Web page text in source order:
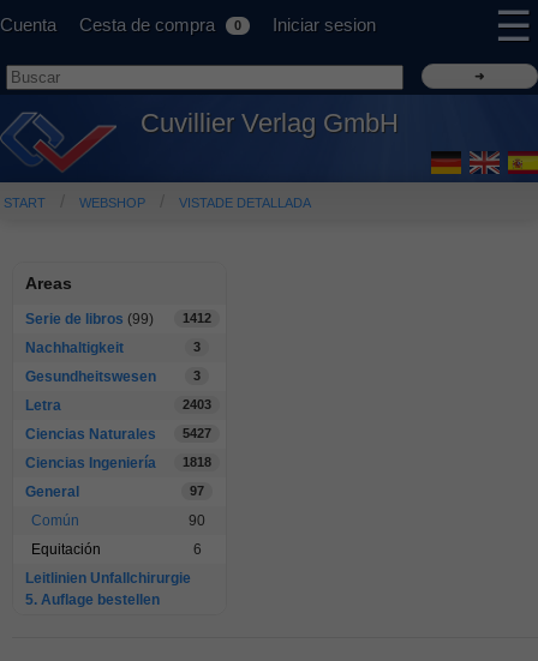
Cuenta Cesta de compra 0 Iniciar sesion ☰
Cuvillier Verlag GmbH
START WEBSHOP VISTADE DETALLADA
Areas
Serie de libros (99) 1412
Nachhaltigkeit 3
Gesundheitswesen 3
Letra 2403
Ciencias Naturales 5427
Ciencias Ingeniería 1818
General 97
Común
90
Equitación
6
Leitlinien Unfallchirurgie
5. Auflage bestellen